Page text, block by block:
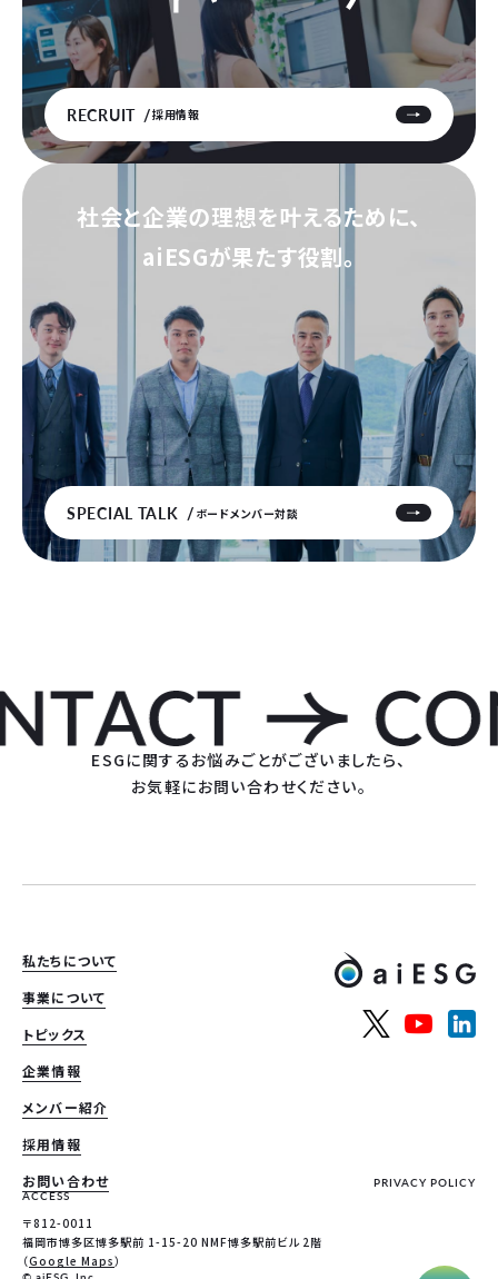
RECRUIT 採用情報
社会と企業の理想を叶えるために、
aiESGが果たす役割。
SPECIAL TALK ボードメンバー対談
ESGに関するお悩みごとがございましたら、
お気軽にお問い合わせください。
私たちについて
事業について
トピックス
企業情報
メンバー紹介
採用情報
お問い合わせ
PRIVACY POLICY
ACCESS
〒812-0011
福岡市博多区博多駅前 1-15-20 NMF博多駅前ビル 2階
（Google Maps）